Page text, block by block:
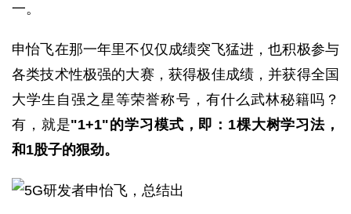
一。
申怡飞在那一年里不仅仅成绩突飞猛进，也积极参与
各类技术性极强的大赛，获得极佳成绩，并获得全国
大学生自强之星等荣誉称号，有什么武林秘籍吗？
有，就是"1+1"的学习模式，即：1棵大树学习法，
和1股子的狠劲。